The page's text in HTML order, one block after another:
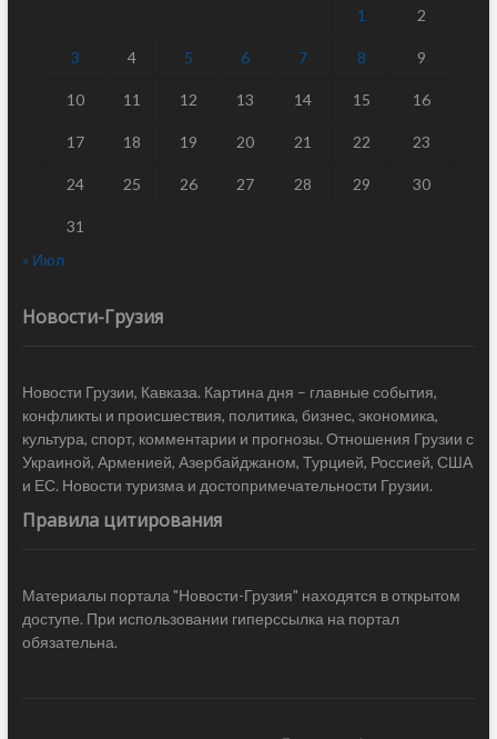
1 2
3 4 5 6 7 8 9
10 11 12 13 14 15 16
17 18 19 20 21 22 23
24 25 26 27 28 29 30
31
« Июл
Новости-Грузия
Новости Грузии, Кавказа. Картина дня – главные события,
конфликты и происшествия, политика, бизнес, экономика,
культура, спорт, комментарии и прогнозы. Отношения Грузии с
Украиной, Арменией, Азербайджаном, Турцией, Россией, США
и ЕС. Новости туризма и достопримечательности Грузии.
Правила цитирования
Материалы портала "Новости-Грузия" находятся в открытом
доступе. При использовании гиперссылка на портал
обязательна.